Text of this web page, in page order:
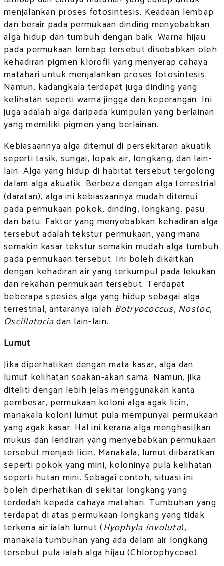
menjalankan proses fotosintesis. Keadaan lembap
dan berair pada permukaan dinding menyebabkan
alga hidup dan tumbuh dengan baik. Warna hijau
pada permukaan lembap tersebut disebabkan oleh
kehadiran pigmen klorofil yang menyerap cahaya
matahari untuk menjalankan proses fotosintesis.
Namun, kadangkala terdapat juga dinding yang
kelihatan seperti warna jingga dan keperangan. Ini
juga adalah alga daripada kumpulan yang berlainan
yang memiliki pigmen yang berlainan.
Kebiasaannya alga ditemui di persekitaran akuatik
seperti tasik, sungai, lopak air, longkang, dan lain-
lain. Alga yang hidup di habitat tersebut tergolong
dalam alga akuatik. Berbeza dengan alga terrestrial
(daratan), alga ini kebiasaannya mudah ditemui
pada permukaan pokok, dinding, longkang, pasu
dan batu. Faktor yang menyebabkan kehadiran alga
tersebut adalah tekstur permukaan, yang mana
semakin kasar tekstur semakin mudah alga tumbuh
pada permukaan tersebut. Ini boleh dikaitkan
dengan kehadiran air yang terkumpul pada lekukan
dan rekahan permukaan tersebut. Terdapat
beberapa spesies alga yang hidup sebagai alga
terrestrial, antaranya ialah Botryococcus, Nostoc,
Oscillatoriadan lain-lain.
Lumut
Jika diperhatikan dengan mata kasar, alga dan
lumut kelihatan seakan-akan sama. Namun, jika
diteliti dengan lebih jelas menggunakan kanta
pembesar, permukaan koloni alga agak licin,
manakala koloni lumut pula mempunyai permukaan
yang agak kasar. Hal ini kerana alga menghasilkan
mukus dan lendiran yang menyebabkan permukaan
tersebut menjadi licin. Manakala, lumut diibaratkan
seperti pokok yang mini, koloninya pula kelihatan
seperti hutan mini. Sebagai contoh, situasi ini
boleh diperhatikan di sekitar longkang yang
terdedah kepada cahaya matahari. Tumbuhan yang
terdapat di atas permukaan longkang yang tidak
terkena air ialah lumut (Hyophyla involuta),
manakala tumbuhan yang ada dalam air longkang
tersebut pula ialah alga hijau (Chlorophyceae).